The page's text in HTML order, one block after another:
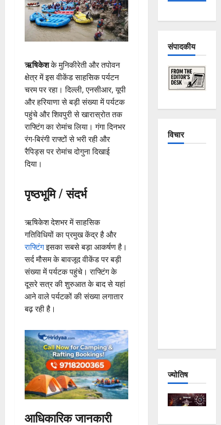
ऋषिकेशके मुनिकीरेती और तपोवन
क्षेत्र में इस वीकेंड साहसिक पर्यटन
चरम पर रहा। दिल्ली, एनसीआर, यूपी
और हरियाणा से बड़ी संख्या में पर्यटक
पहुंचे और शिवपुरी से खारास्रोत तक
राफ्टिंग का रोमांच लिया। गंगा दिनभर
रंग-बिरंगी राफ्टों से भरी रही और
रैपिड्स पर रोमांच दोगुना दिखाई
दिया।
पृष्ठभूमि / संदर्भ
ऋषिकेश देशभर में साहसिक
गतिविधियों का प्रमुख केंद्र है और
राफ्टिंगइसका सबसे बड़ा आकर्षण है।
सर्द मौसम के बावजूद वीकेंड पर बड़ी
संख्या में पर्यटक पहुंचे। राफ्टिंग के
दूसरे सत्र की शुरुआत के बाद से यहां
आने वाले पर्यटकों की संख्या लगातार
बढ़ रही है।
आधिकारिक जानकारी
संपादकीय
विचार
ज्योतिष